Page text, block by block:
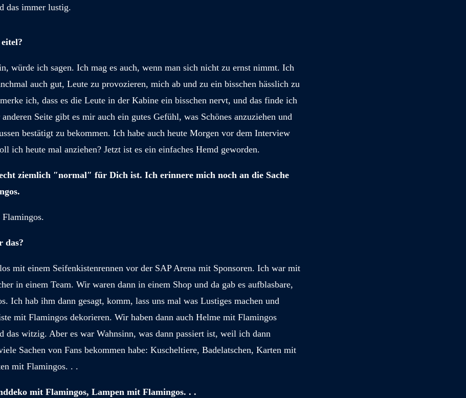
das immer lustig.
würde ich sagen. Ich mag es auch, wenn man sich nicht zu ernst nimmt. Ich
auch gut, Leute zu provozieren, mich ab und zu ein bisschen hässlich zu
ich, dass es die Leute in der Kabine ein bisschen nervt, und das finde ich
Seite gibt es mir auch ein gutes Gefühl, was Schönes anzuziehen und
bestätigt zu bekommen. Ich habe auch heute Morgen vor dem Interview
ich heute mal anziehen? Jetzt ist es ein einfaches Hemd geworden.
ziemlich ″normal″ für Dich ist. Ich erinnere mich noch an die Sache
das?
mit einem Seifenkistenrennen vor der SAP Arena mit Sponsoren. Ich war mit
in einem Team. Wir waren dann in einem Shop und da gab es aufblasbare,
Ich hab ihm dann gesagt, komm, lass uns mal was Lustiges machen und
mit Flamingos dekorieren. Wir haben dann auch Helme mit Flamingos
das witzig. Aber es war Wahnsinn, was dann passiert ist, weil ich dann
Sachen von Fans bekommen habe: Kuscheltiere, Badelatschen, Karten mit
mit Flamingos. . .
mit Flamingos, Lampen mit Flamingos. . .